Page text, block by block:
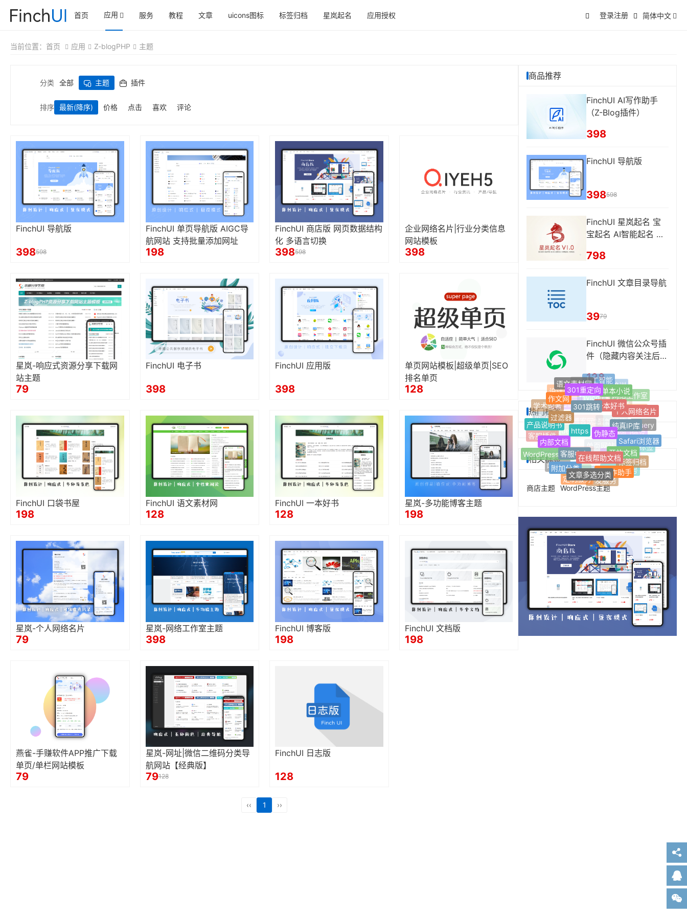
首页 应用 服务 教程 文章 uicons图标 标签归档 星岚起名 应用授权 登录注册 简体中文
当前位置： 首页 应用 Z-blogPHP 主题
分类 全部 主题 插件
排序 最新(降序) 价格 点击 喜欢 评论
FinchUI 导航版
398598
FinchUI 单页导航版 AIGC导
航网站 支持批量添加网址
198
FinchUI 商店版 网页数据结构
化 多语言切换
398598
企业网络名片|行业分类信息
网站模板
398
星岚-响应式资源分享下载网
站主题
79
FinchUI 电子书
398
FinchUI 应用版
398
单页网站模板|超级单页|SEO
排名单页
128
FinchUI 口袋书屋
198
FinchUI 语文素材网
128
FinchUI 一本好书
128
星岚-多功能博客主题
198
星岚-个人网络名片
79
星岚-网络工作室主题
398
FinchUI 博客版
198
FinchUI 文档版
198
燕雀-手赚软件APP推广下载
单页/单栏网站模板
79
星岚-网址|微信二维码分类导
航网站【经典版】
79128
FinchUI 日志版
128
‹‹ 1 ››
商品推荐
FinchUI AI写作助手
（Z-Blog插件）
398
FinchUI 导航版
398598
FinchUI 星岚起名 宝
宝起名 AI智能起名 姓
798
FinchUI 文章目录导航
3979
FinchUI 微信公众号插
件（隐藏内容关注后可
草稿箱、自动回复等功
能）
128
热门标签
Z-blogPHP
FinchUI
网址导航
单页网站
Z-Blog插件
微信公众号
开发服务
定制服务
响应式
自适应
Jquery
博客网站最新标签
热门标签
随机标签
标签归档
AI写作助手
文章多选分类
附加分类
WordPress插件
客服插件
网站搬家
网站信息
favicon网站标签
缩略图
jQuery
Safari浏览器
开放文档
在线帮助文档
客服中心
内部文档
产品说明书
学术论著
设计资料
帮助中心技术培训
网络工作室
个人网络名片
纯真IP库
伪静态
https
过滤器
作文网
语文素材网人工智能
单本小说
一本好书
301跳转
301重定向
相关标签
商店主题 WordPress主题